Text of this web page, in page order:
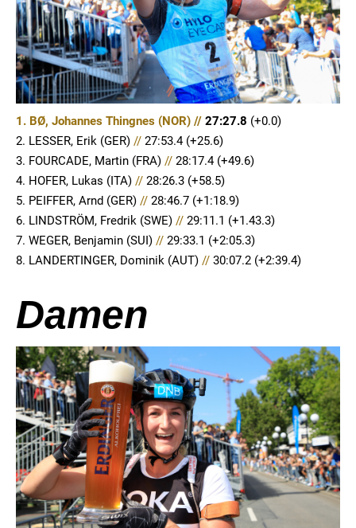
1. BØ, Johannes Thingnes (NOR) // 27:27.8 (+0.0)
2. LESSER, Erik (GER)//27:53.4 (+25.6)
3. FOURCADE, Martin (FRA)//28:17.4 (+49.6)
4. HOFER, Lukas (ITA)//28:26.3 (+58.5)
5. PEIFFER, Arnd (GER)//28:46.7 (+1:18.9)
6. LINDSTRÖM, Fredrik (SWE)//29:11.1 (+1.43.3)
7. WEGER, Benjamin (SUI)//29:33.1 (+2:05.3)
8. LANDERTINGER, Dominik (AUT)//30:07.2 (+2:39.4)
Damen